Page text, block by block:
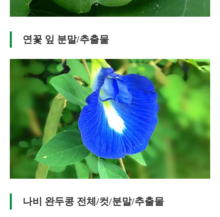
연꽃 잎 분말/추출물
나비 완두콩 전체/컷/분말/추출물